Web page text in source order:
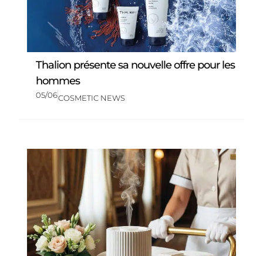
Thalion présente sa nouvelle offre pour les
hommes
05/06COSMETIC NEWS